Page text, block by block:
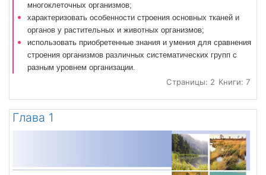
многоклеточных организмов;
характеризовать особенности строения основных тканей и
органов у растительных и животных организмов;
использовать приобретенные знания и умения для сравнения
строения организмов различных систематических групп с
разным уровнем организации.
Страницы: 2 Книги: 7
Глава 1